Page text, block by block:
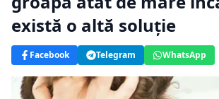
există o altă soluție
Facebook Telegram WhatsApp